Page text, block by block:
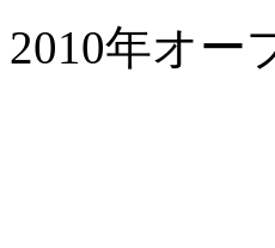
2010年オー